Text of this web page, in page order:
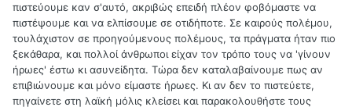
πιστεύουμε καν σ'αυτό, ακριβώς επειδή πλέον φοβόμαστε να
πιστέψουμε και να ελπίσουμε σε οτιδήποτε. Σε καιρούς πολέμου,
τουλάχιστον σε προηγούμενους πολέμους, τα πράγματα ήταν πιο
ξεκάθαρα, και πολλοί άνθρωποι είχαν τον τρόπο τους να 'γίνουν
ήρωες' έστω κι ασυνείδητα. Τώρα δεν καταλαβαίνουμε πως αν
επιβιώνουμε και μόνο είμαστε ήρωες. Κι αν δεν το πιστεύετε,
πηγαίνετε στη λαϊκή μόλις κλείσει και παρακολουθήστε τους